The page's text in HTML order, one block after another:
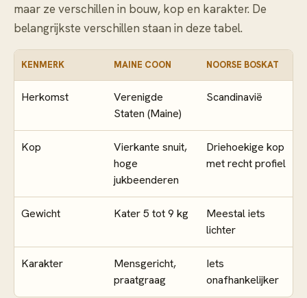
maar ze verschillen in bouw, kop en karakter. De
belangrijkste verschillen staan in deze tabel.
KENMERK MAINE COON NOORSE BOSKAT
Herkomst
Verenigde
Staten (Maine)
Scandinavië
Kop
Vierkante snuit,
hoge
jukbeenderen
Driehoekige kop
met recht profiel
Gewicht Kater 5 tot 9 kg
Meestal iets
lichter
Karakter
Mensgericht,
praatgraag
Iets
onafhankelijker